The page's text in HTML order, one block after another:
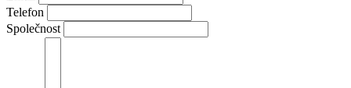
Telefon
Společnost